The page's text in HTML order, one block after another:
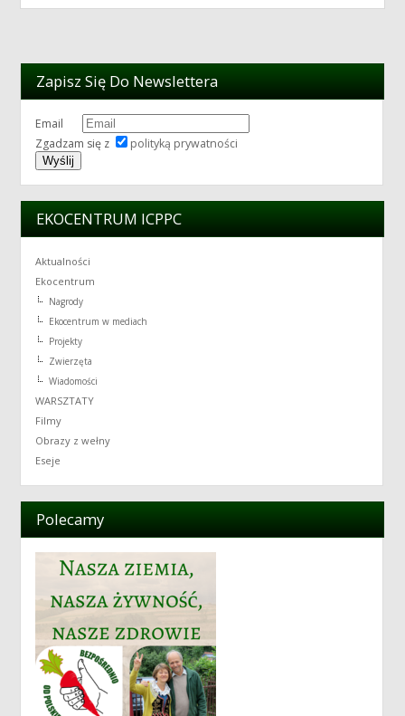
Zapisz Się Do Newslettera
Email
Zgadzam się z
polityką prywatności
EKOCENTRUM ICPPC
Aktualności
Ekocentrum
Nagrody
Ekocentrum w mediach
Projekty
Zwierzęta
Wiadomości
WARSZTATY
Filmy
Obrazy z wełny
Eseje
Polecamy